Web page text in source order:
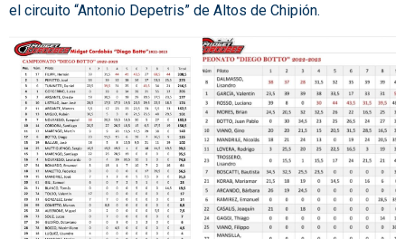
el circuito “Antonio Depetris” de Altos de Chipión.